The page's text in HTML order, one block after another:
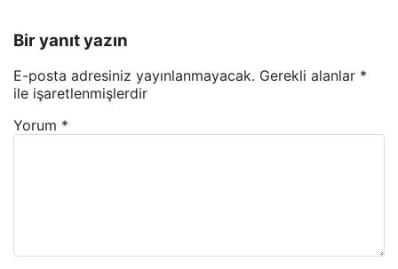
Bir yanıt yazın
E-posta adresiniz yayınlanmayacak. Gerekli alanlar *
ile işaretlenmişlerdir
Yorum *